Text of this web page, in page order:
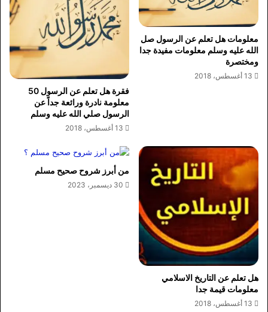
معلومات هل تعلم عن الرسول صل
الله عليه وسلم معلومات مفيدة جدا
ومختصرة
13 أغسطس، 2018
فقرة هل تعلم عن الرسول 50
معلومة نادرة ورائعة جداً عن
الرسول صلي الله عليه وسلم
13 أغسطس، 2018
هل تعلم عن التاريخ الاسلامي
معلومات قيمة جدا
13 أغسطس، 2018
من أبرز شروح صحيح مسلم
30 ديسمبر، 2023